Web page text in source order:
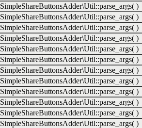
SimpleShareButtonsAdder\Util::parse_args( )
SimpleShareButtonsAdder\Util::parse_args( )
SimpleShareButtonsAdder\Util::parse_args( )
SimpleShareButtonsAdder\Util::parse_args( )
SimpleShareButtonsAdder\Util::parse_args( )
SimpleShareButtonsAdder\Util::parse_args( )
SimpleShareButtonsAdder\Util::parse_args( )
SimpleShareButtonsAdder\Util::parse_args( )
SimpleShareButtonsAdder\Util::parse_args( )
SimpleShareButtonsAdder\Util::parse_args( )
SimpleShareButtonsAdder\Util::parse_args( )
SimpleShareButtonsAdder\Util::parse_args( )